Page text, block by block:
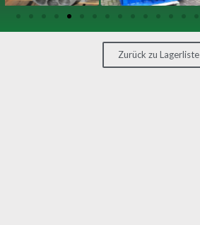
MASCHINEN
Zurück zu Lagerliste